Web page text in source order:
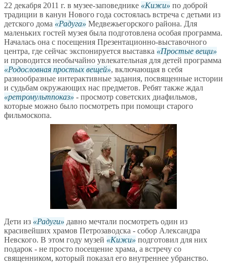
22 декабря 2011 г. в музее-заповеднике
Кижи
по доброй
традиции в канун Нового года состоялась встреча с детьми из
детского дома
Радуга
Медвежьегорского района. Для
маленьких гостей музея была подготовлена особая программа.
Началась она с посещения Презентационно-выставочного
центра, где сейчас экспонируется выставка
Простые вещи
и проводится необычайно увлекательная для детей программа
Родословная простых вещей , включающая в себя
разнообразные интерактивные задания, посвященные истории
и судьбам окружающих нас предметов. Ребят также ждал
ретромультпоказ
- просмотр советских диафильмов,
которые можно было посмотреть при помощи старого
фильмоскопа.
Дети из Радуги
давно мечтали посмотреть один из
красивейших храмов Петрозаводска - собор Александра
Невского. В этом году музей
Кижи
подготовил для них
подарок - не просто посещение храма, а встречу со
священником, который показал его внутреннее убранство.